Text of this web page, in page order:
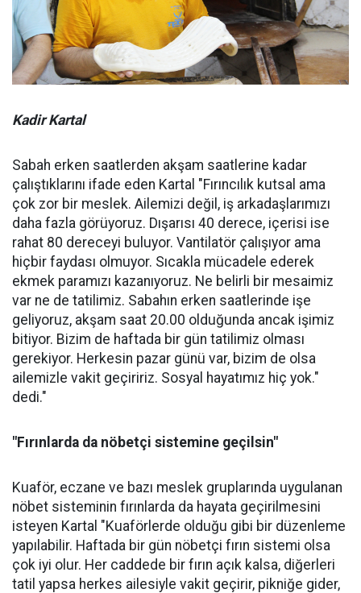
Kadir Kartal
Sabah erken saatlerden akşam saatlerine kadar
çalıştıklarını ifade eden Kartal "Fırıncılık kutsal ama
çok zor bir meslek. Ailemizi değil, iş arkadaşlarımızı
daha fazla görüyoruz. Dışarısı 40 derece, içerisi ise
rahat 80 dereceyi buluyor. Vantilatör çalışıyor ama
hiçbir faydası olmuyor. Sıcakla mücadele ederek
ekmek paramızı kazanıyoruz. Ne belirli bir mesaimiz
var ne de tatilimiz. Sabahın erken saatlerinde işe
geliyoruz, akşam saat 20.00 olduğunda ancak işimiz
bitiyor. Bizim de haftada bir gün tatilimiz olması
gerekiyor. Herkesin pazar günü var, bizim de olsa
ailemizle vakit geçiririz. Sosyal hayatımız hiç yok."
dedi."
"Fırınlarda da nöbetçi sistemine geçilsin"
Kuaför, eczane ve bazı meslek gruplarında uygulanan
nöbet sisteminin fırınlarda da hayata geçirilmesini
isteyen Kartal "Kuaförlerde olduğu gibi bir düzenleme
yapılabilir. Haftada bir gün nöbetçi fırın sistemi olsa
çok iyi olur. Her caddede bir fırın açık kalsa, diğerleri
tatil yapsa herkes ailesiyle vakit geçirir, pikniğe gider,